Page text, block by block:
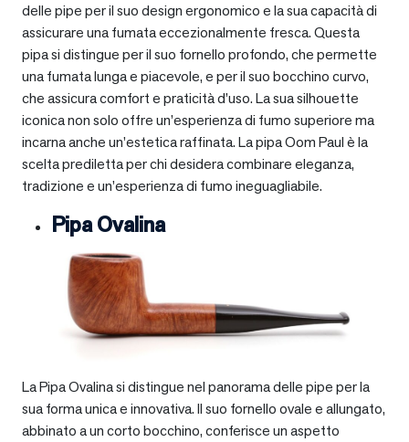
delle pipe per il suo design ergonomico e la sua capacità di
assicurare una fumata eccezionalmente fresca. Questa
pipa si distingue per il suo fornello profondo, che permette
una fumata lunga e piacevole, e per il suo bocchino curvo,
che assicura comfort e praticità d’uso. La sua silhouette
iconica non solo offre un’esperienza di fumo superiore ma
incarna anche un’estetica raffinata. La pipa Oom Paul è la
scelta prediletta per chi desidera combinare eleganza,
tradizione e un’esperienza di fumo ineguagliabile.
Pipa Ovalina
La Pipa Ovalina si distingue nel panorama delle pipe per la
sua forma unica e innovativa. Il suo fornello ovale e allungato,
abbinato a un corto bocchino, conferisce un aspetto